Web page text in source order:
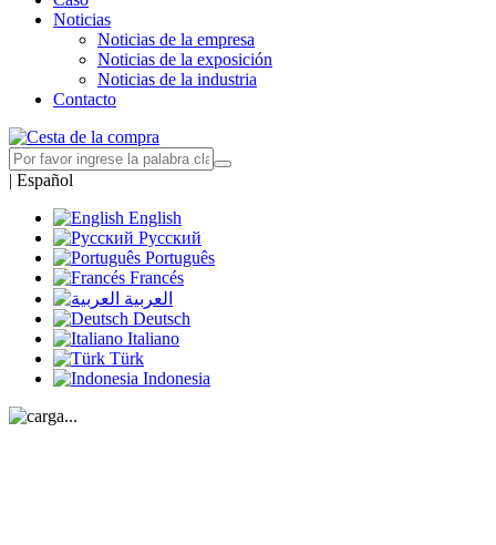
Noticias
Noticias de la empresa
Noticias de la exposición
Noticias de la industria
Contacto
| Español
English
Русский
Português
Francés
العربية
Deutsch
Italiano
Türk
Indonesia